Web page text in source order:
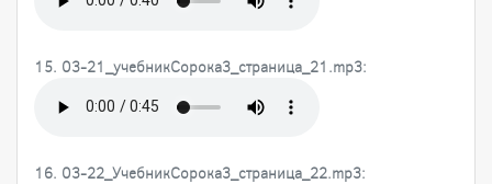
15. 03-21_учебникСорока3_страница_21.mp3:
16. 03-22_УчебникСорока3_страница_22.mp3: